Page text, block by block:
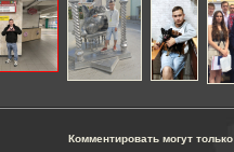
Комментировать могут только